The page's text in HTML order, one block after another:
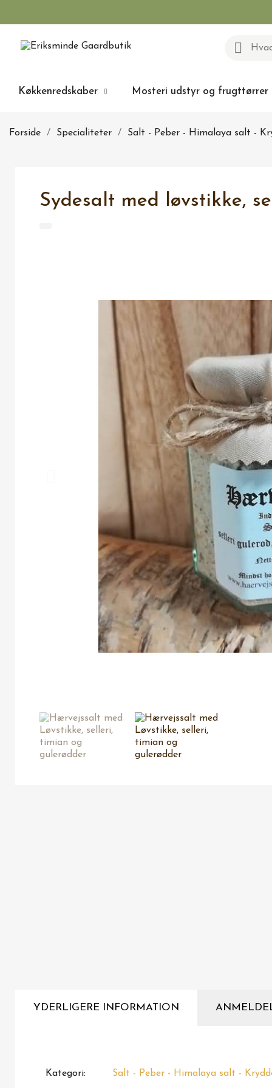
Køkkenredskaber Mosteri udstyr og frugttørrer
Forside Specialiteter Salt - Peber - Himalaya salt -
Sydesalt med løvstikke,
YDERLIGERE INFORMATION
Kategori Salt - Peber - Himalaya salt -